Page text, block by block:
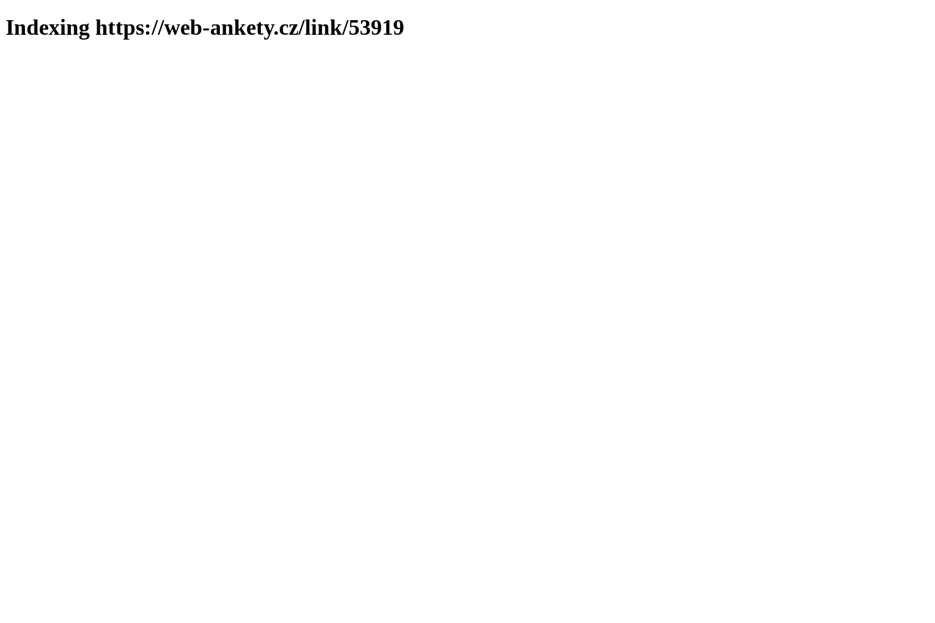
Indexing https://web-ankety.cz/link/53919